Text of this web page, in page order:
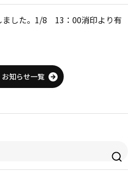
ました。1/8 13：00消印より有
お知らせ一覧